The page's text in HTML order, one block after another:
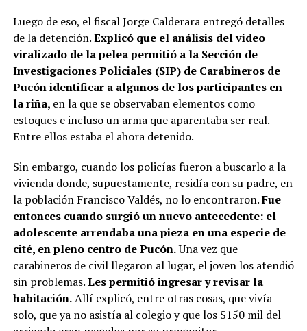
Luego de eso, el fiscal Jorge Calderara entregó detalles
de la detención.Explicó que el análisis del video
viralizado de la pelea permitió a la Sección de
Investigaciones Policiales (SIP) de Carabineros de
Pucón identificar a algunos de los participantes en
la riña, en la que se observaban elementos como
estoques e incluso un arma que aparentaba ser real.
Entre ellos estaba el ahora detenido.
Sin embargo, cuando los policías fueron a buscarlo a la
vivienda donde, supuestamente, residía con su padre, en
la población Francisco Valdés, no lo encontraron.Fue
entonces cuando surgió un nuevo antecedente: el
adolescente arrendaba una pieza en una especie de
cité, en pleno centro de Pucón.Una vez que
carabineros de civil llegaron al lugar, el joven los atendió
sin problemas.Les permitió ingresar y revisar la
habitación.Allí explicó, entre otras cosas, que vivía
solo, que ya no asistía al colegio y que los $150 mil del